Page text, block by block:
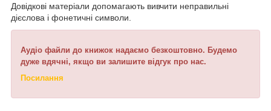
Довідкові матеріали допомагають вивчити неправильні
дієслова і фонетичні символи.
Аудіо файли до книжок надаємо безкоштовно. Будемо
дуже вдячні, якщо ви залишите відгук про нас.
Посилання